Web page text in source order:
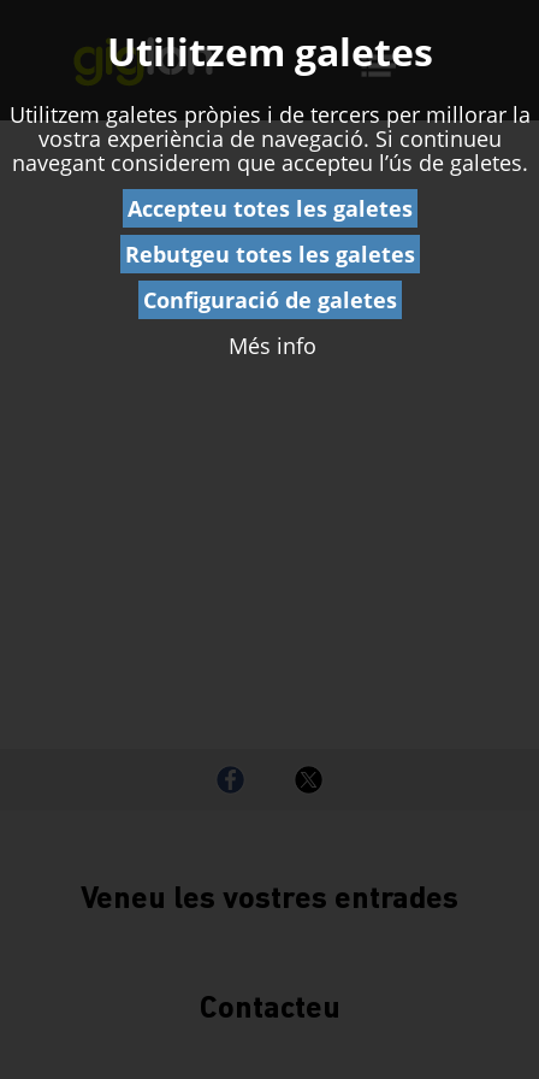
Veneu les vostres entrades
Contacteu
Utilitzem galetes
Utilitzem galetes pròpies i de tercers per millorar la
vostra experiència de navegació. Si continueu
navegant considerem que accepteu l’ús de galetes.
Accepteu totes les galetes
Rebutgeu totes les galetes
Configuració de galetes
Més info